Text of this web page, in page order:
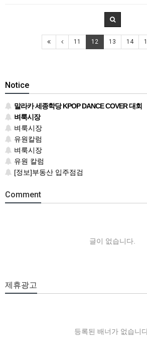
11 12 13 14
Notice
말라카 세종학당 KPOP DANCE COVER 대회
벼룩시장
벼룩시장
유원칼럼
벼룩시장
유원 칼럼
[정보]부동산 입주점검
Comment
글이 없습니다.
제휴광고
등록된 배너가 없습니